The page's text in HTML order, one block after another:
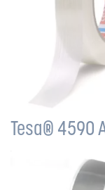
Tesa® 4590